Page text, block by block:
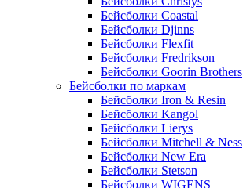
Бейсболки Coastal
Бейсболки Djinns
Бейсболки Flexfit
Бейсболки Fredrikson
Бейсболки Goorin Brothers
Бейсболки по маркам
Бейсболки Iron & Resin
Бейсболки Kangol
Бейсболки Lierys
Бейсболки Mitchell & Ness
Бейсболки New Era
Бейсболки Stetson
Бейсболки WIGENS